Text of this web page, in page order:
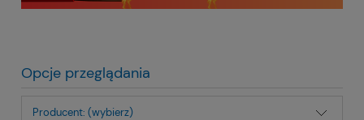
Opcje przeglądania
Producent: (wybierz)